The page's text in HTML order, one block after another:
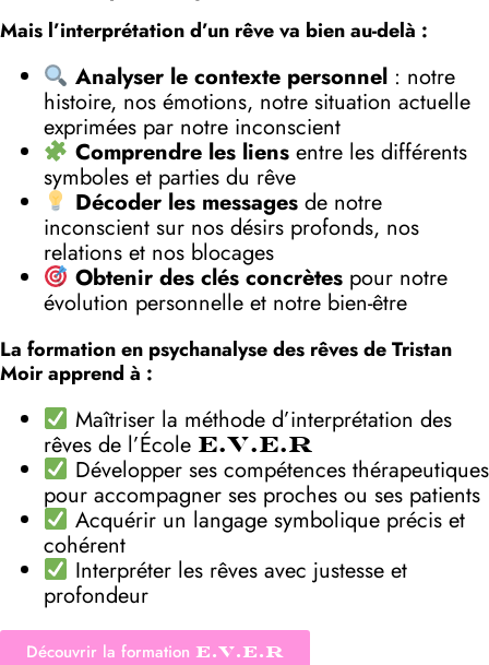
Mais l’interprétation d’un rêve va bien au-delà :
Analyser le contexte personnel: notre
histoire, nos émotions, notre situation actuelle
exprimées par notre inconscient
Comprendre les liensentre les différents
symboles et parties du rêve
Décoder les messagesde notre
inconscient sur nos désirs profonds, nos
relations et nos blocages
Obtenir des clés concrètespour notre
évolution personnelle et notre bien-être
La formation en psychanalyse des rêves de Tristan
Moir apprend à :
Maîtriser la méthode d’interprétation des
rêves de l’École E.V.E.R
Développer ses compétences thérapeutiques
pour accompagner ses proches ou ses patients
Acquérir un langage symbolique précis et
cohérent
Interpréter les rêves avec justesse et
profondeur
Découvrir la formation E.V.E.R